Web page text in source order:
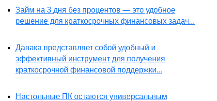
Займ на 3 дня без процентов — это удобное
решение для краткосрочных финансовых задач...
Давака представляет собой удобный и
эффективный инструмент для получения
краткосрочной финансовой поддержки...
Настольные ПК остаются универсальным